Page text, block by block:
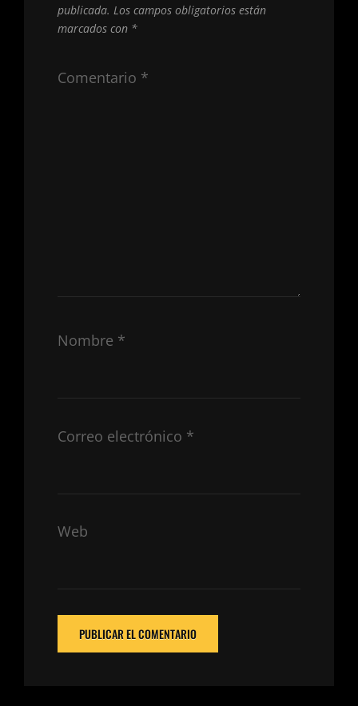
publicada. Los campos obligatorios están
marcados con *
Comentario *
Nombre *
Correo electrónico *
Web